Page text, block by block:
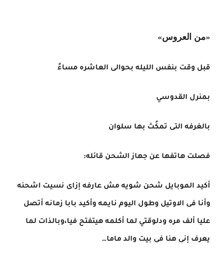
«من العروس»
قبل وقت بنفس الليله بحوالى العاشره مساءً
بمنرل القدوسي
بالغرفه التى تمكُث بها سلوان
فصلت هاتفها عن جهاز الشحن قائله:
أكيد الموبايل شحن شويه مش عارفه إزاى نسيت اشحنه
وأنا فى الاوتيل وطول اليوم نايمه وأكيد بابا زمانه أتصل
عليا ألف مره ودلوقتي لما أكلمه هيتفتح فيا،وبالذات لما
يعرف إنى هنا فى بيت والد ماما…